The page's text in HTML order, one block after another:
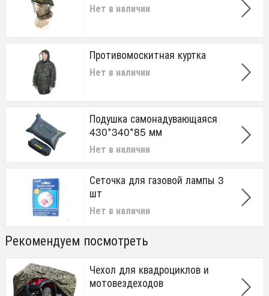
Нет в наличии
Противомоскитная куртка
Нет в наличии
Подушка самонадувающаяся
430*340*85 мм
Нет в наличии
Сеточка для газовой лампы 3
шт
Нет в наличии
Рекомендуем посмотреть
Чехол для квадроциклов и
мотовездеходов